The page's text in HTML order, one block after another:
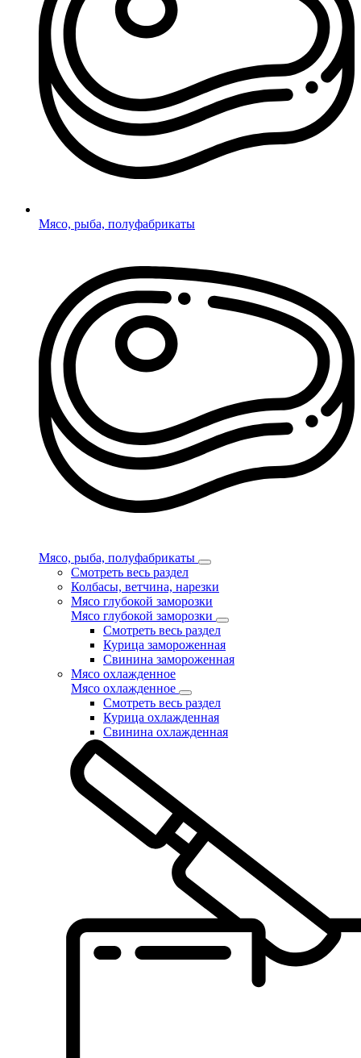
Мясо, рыба, полуфабрикаты
Мясо, рыба, полуфабрикаты
Смотреть весь раздел
Колбасы, ветчина, нарезки
Мясо глубокой заморозки
Мясо глубокой заморозки
Смотреть весь раздел
Курица замороженная
Свинина замороженная
Мясо охлажденное
Мясо охлажденное
Смотреть весь раздел
Курица охлажденная
Свинина охлажденная